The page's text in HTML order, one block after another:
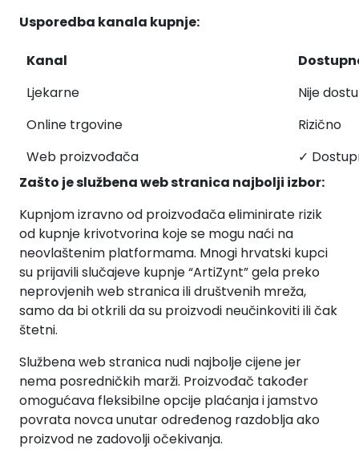
Usporedba kanala kupnje:
Kanal
Ljekarne
Nije
Online trgovine
Rizično
Web proizvođača
✓
Zašto je službena web stranica najbolji izbor:
Kupnjom izravno od proizvođača eliminirate rizik
od kupnje krivotvorina koje se mogu naći na
neovlaštenim platformama. Mnogi hrvatski kupci
su prijavili slučajeve kupnje “ArtiZynt” gela preko
neprovjenih web stranica ili društvenih mreža,
samo da bi otkrili da su proizvodi neučinkoviti ili čak
štetni.
Službena web stranica nudi najbolje cijene jer
nema posredničkih marži. Proizvođač također
omogućava fleksibilne opcije plaćanja i jamstvo
povrata novca unutar određenog razdoblja ako
proizvod ne zadovolji očekivanja.